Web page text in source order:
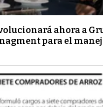
ahora a
para el